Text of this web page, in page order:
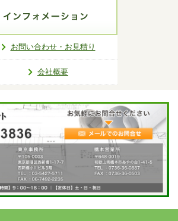
お問い合わせ・お見積り
会社概要